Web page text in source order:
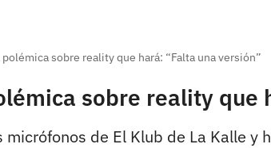
sobre reality que hará: “Falta una versión”
sobre reality que
de El Klub de La Kalle